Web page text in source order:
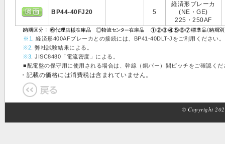
BP44-40FJ20 5
経済形ブレーカ
(NE・GE)
225・250AF
※1
. 経済形400AFブレーカとの接続には、BP41-40DLT-Jをご利用ください。
※2 . 弊社試験結果による。
※3 . JISC8480「電流密度」による。
■配電盤の保守用に使用される場合は、幹線（銅バー）間ピッチをご確認くだ
・記載の価格には消費税は含まれていません。
© Copyright